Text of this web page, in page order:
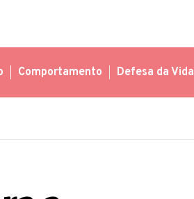
Comportamento Defesa da Vida